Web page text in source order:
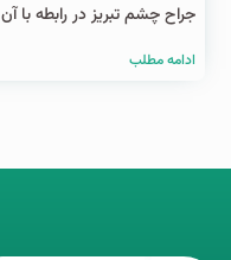
جراح چشم تبریز در رابطه با
ادامه مطلب